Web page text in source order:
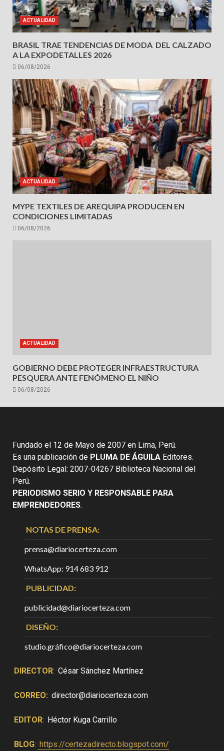
ACTUALIDAD
BRASIL TRAE TENDENCIAS DE MODA DEL CALZADO
A LA EXPODETALLES 2026
06/08/2026
ACTUALIDAD
MYPE TEXTILES DE AREQUIPA PRODUCEN EN
CONDICIONES LIMITADAS
06/08/2026
ACTUALIDAD
GOBIERNO DEBE PROTEGER INFRAESTRUCTURA
PESQUERA ANTE FENÓMENO EL NIÑO
06/08/2026
Fundado el 12 de Mayo de 2007 en Lima, Perú.
Es una publicación de PLUMA DE ÁGUILA Editores.
Depósito Legal: 2007-04267 Biblioteca Nacional del
Perú.
PERIODISMO SERIO Y RESPONSABLE PARA
EMPRENDEDORES.
NOTAS DE PRENSA:
prensa@diariocerteza.com
WhatsApp: 914 683 912
PUBLICIDAD:
publicidad@diariocerteza.com
DISEÑO:
studio.gráfico@diariocerteza.com
DIRECTOR: César Sánchez Martínez
CORREO: director@diariocerteza.com
EDITOR: Héctor Kuga Carrillo
BLOG: https://certezadirecto.blogspot.com/